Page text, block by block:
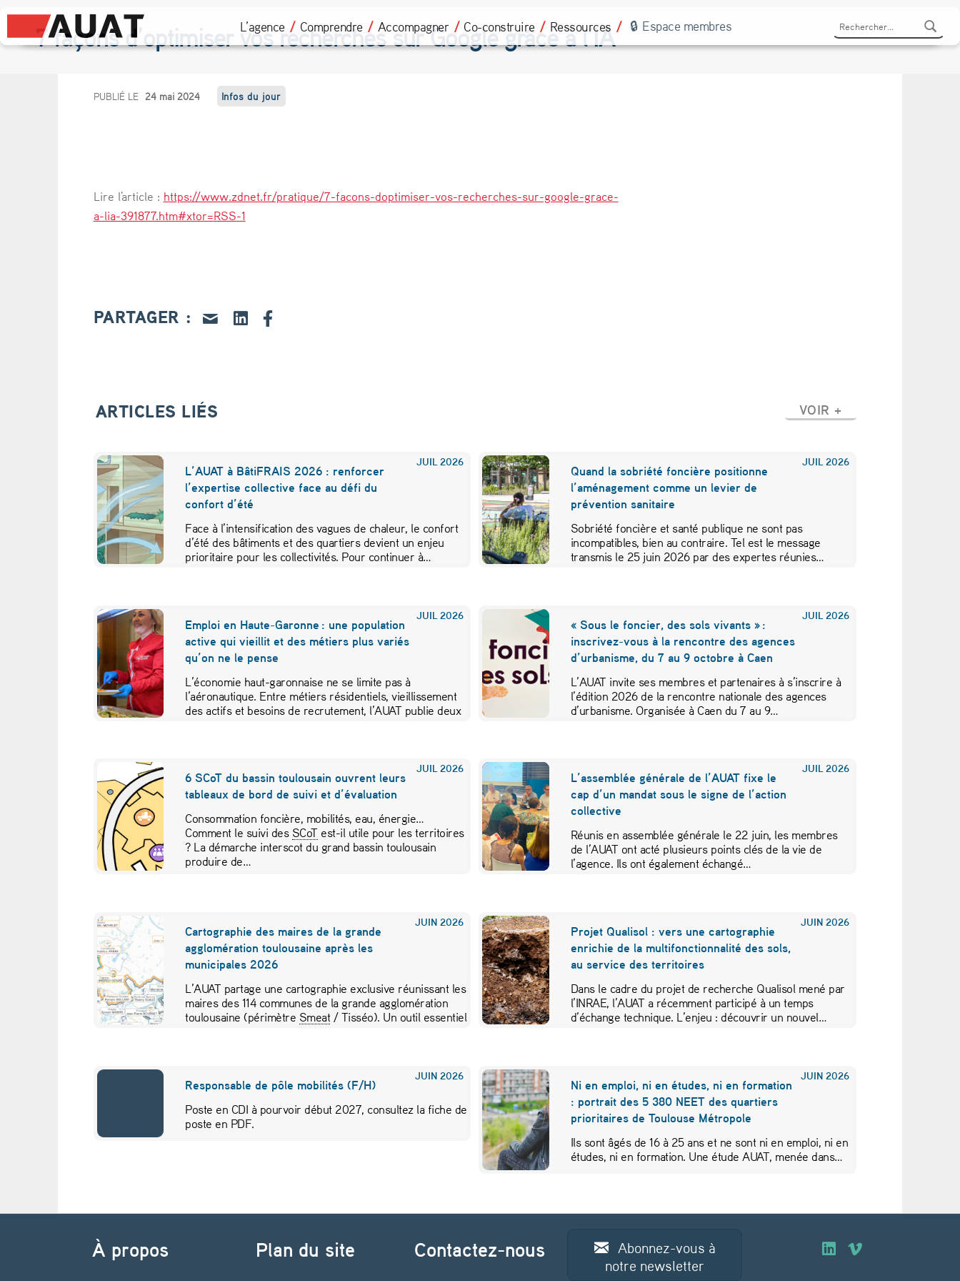
L’agence Comprendre Accompagner Co-construire Ressources Espace membres
7 façons d’optimiser vos recherches sur Google grâce à l’IA
7
ç
o
d
p
i
m
i
s
r
v
o
s
e
c
h
e
c
h
e
s
u
G
o
g
l
PUBLIÉ LE 24 mai 2024 Infos du jour
Lire l'article : https://www.zdnet.fr/pratique/7-facons-doptimiser-vos-recherches-sur-google-grace-
a-lia-391877.htm#xtor=RSS-1
PARTAGER :
ARTICLES LIÉS VOIR +
JUIL 2026
L’AUAT à BâtiFRAIS 2026 : renforcer
l’expertise collective face au défi du
confort d’été
Face à l’intensification des vagues de chaleur, le confort
d’été des bâtiments et des quartiers devient un enjeu
prioritaire pour les collectivités. Pour continuer à…
JUIL 2026
Quand la sobriété foncière positionne
l’aménagement comme un levier de
prévention sanitaire
Sobriété foncière et santé publique ne sont pas
incompatibles, bien au contraire. Tel est le message
transmis le 25 juin 2026 par des expertes réunies…
JUIL 2026
Emploi en Haute-Garonne : une population
active qui vieillit et des métiers plus variés
qu’on ne le pense
L’économie haut-garonnaise ne se limite pas à
l’aéronautique. Entre métiers résidentiels, vieillissement
des actifs et besoins de recrutement, l’AUAT publie deux
JUIL 2026
« Sous le foncier, des sols vivants » :
inscrivez-vous à la rencontre des agences
d’urbanisme, du 7 au 9 octobre à Caen
L’AUAT invite ses membres et partenaires à s’inscrire à
l’édition 2026 de la rencontre nationale des agences
d’urbanisme. Organisée à Caen du 7 au 9…
JUIL 2026
6 SCoT du bassin toulousain ouvrent leurs
tableaux de bord de suivi et d’évaluation
Consommation foncière, mobilités, eau, énergie…
Comment le suivi des SCoT est-il utile pour les territoires
? La démarche interscot du grand bassin toulousain
produire de…
JUIL 2026
L’assemblée générale de l’AUAT fixe le
cap d’un mandat sous le signe de l’action
collective
Réunis en assemblée générale le 22 juin, les membres
de l’AUAT ont acté plusieurs points clés de la vie de
l’agence. Ils ont également échangé…
JUIN 2026
Cartographie des maires de la grande
agglomération toulousaine après les
municipales 2026
L’AUAT partage une cartographie exclusive réunissant les
maires des 114 communes de la grande agglomération
toulousaine (périmètre Smeat/ Tisséo). Un outil essentiel
JUIN 2026
Projet Qualisol : vers une cartographie
enrichie de la multifonctionnalité des sols,
au service des territoires
Dans le cadre du projet de recherche Qualisol mené par
l’INRAE, l’AUAT a récemment participé à un temps
d’échange technique. L’enjeu : découvrir un nouvel…
JUIN 2026
Responsable de pôle mobilités (F/H)
Poste en CDI à pourvoir début 2027, consultez la fiche de
poste en PDF.
JUIN 2026
Ni en emploi, ni en études, ni en formation
: portrait des 5 380 NEET des quartiers
prioritaires de Toulouse Métropole
Ils sont âgés de 16 à 25 ans et ne sont ni en emploi, ni en
études, ni en formation. Une étude AUAT, menée dans…
Navigation de l’article
À propos
Plan du site Contactez-nous
Abonnez-vous à
notre newsletter
O